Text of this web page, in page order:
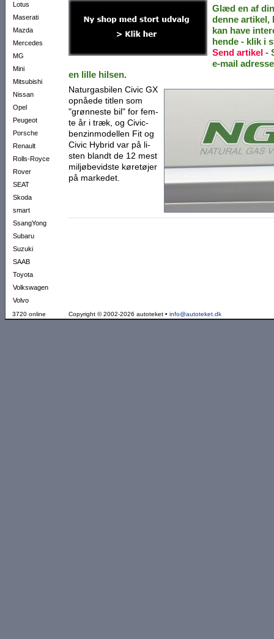
Lotus
Maserati
Mazda
Mercedes
MG
Mini
Mitsubishi
Nissan
Opel
Peugeot
Porsche
Renault
Rolls-Royce
Rover
SEAT
Skoda
smart
SsangYong
Subaru
Suzuki
SAAB
Toyota
Volkswagen
Volvo
Glæd en af
denne artikel,
kan have
hende - klik i
Send artikel -
e-mail
en lille hilsen.
Naturgasbilen Civic GX
opnåede titlen som
"grønneste bil" for fem­
te år i træk, og Civic-
benzinmodellen Fit og
Civic Hybrid var på li­
sten blandt de 12 mest
miljøbevidste kø­retøjer
på markedet.
3720 online Copyright © 2002-2026 autoteket • info@autoteket.dk